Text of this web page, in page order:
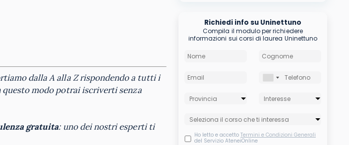
dalla A alla Z rispondendo a tutti i
modo potrai iscriverti senza
gratuita: uno dei nostri esperti ti
Richiedi info su Uninettuno
Compila il modulo per richiedere
informazioni sui corsi di laurea Uninettuno
Ho letto e accetto Termini e Condizioni Generali
del Servizio AteneiOnline